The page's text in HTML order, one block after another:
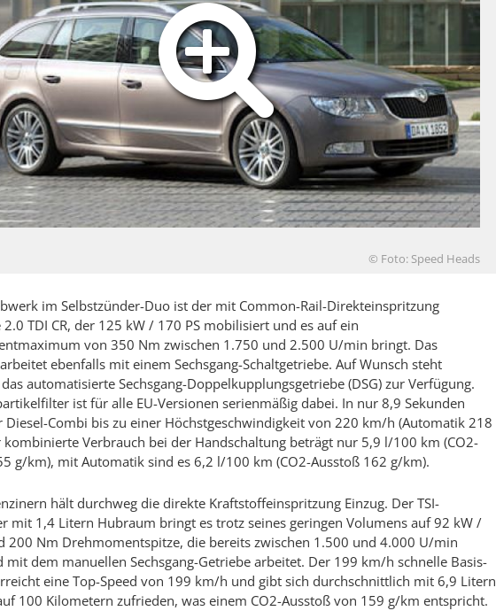
© Foto: Speed Heads
im Selbstzünder-Duo ist der mit Common-Rail-Direkteinspritzung
TDI CR, der 125 kW / 170 PS mobilisiert und es auf ein
von 350 Nm zwischen 1.750 und 2.500 U/min bringt. Das
ebenfalls mit einem Sechsgang-Schaltgetriebe. Auf Wunsch steht
automatisierte Sechsgang-Doppelkupplungsgetriebe (DSG) zur Verfügung.
ist für alle EU-Versionen serienmäßig dabei. In nur 8,9 Sekunden
Diesel-Combi bis zu einer Höchstgeschwindigkeit von 220 km/h (Automatik 218
kombinierte Verbrauch bei der Handschaltung beträgt nur 5,9 l/100 km (CO2-
g/km), mit Automatik sind es 6,2 l/100 km (CO2-Ausstoß 162 g/km).
hält durchweg die direkte Kraftstoffeinspritzung Einzug. Der TSI-
mit 1,4 Litern Hubraum bringt es trotz seines geringen Volumens auf 92 kW /
200 Nm Drehmomentspitze, die bereits zwischen 1.500 und 4.000 U/min
mit dem manuellen Sechsgang-Getriebe arbeitet. Der 199 km/h schnelle Basis-
eine Top-Speed von 199 km/h und gibt sich durchschnittlich mit 6,9 Litern
100 Kilometern zufrieden, was einem CO2-Ausstoß von 159 g/km entspricht.